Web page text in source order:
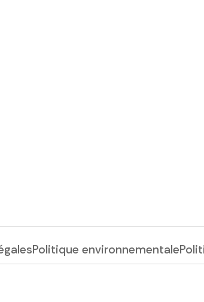
Politique environnementale